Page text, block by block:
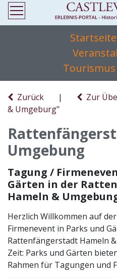
Zurück |
Zur
& Umgeburg"
Umgebung
Tagung /
Gärten in der
Hameln &
Herzlich Willkommen auf
Firmenevent in Parks und
Rattenfängerstadt Hameln
Zeit: Parks und Gärten
Rahmen für Tagungen und